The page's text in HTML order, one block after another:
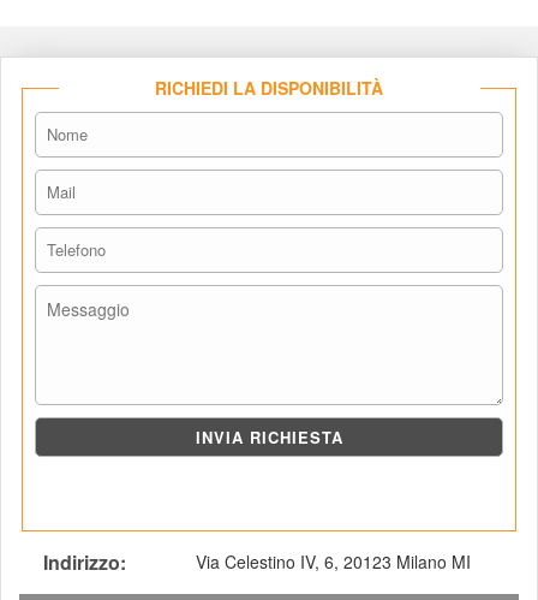
RICHIEDI LA DISPONIBILITÀ
Indirizzo: Via Celestino IV, 6, 20123 Milano MI